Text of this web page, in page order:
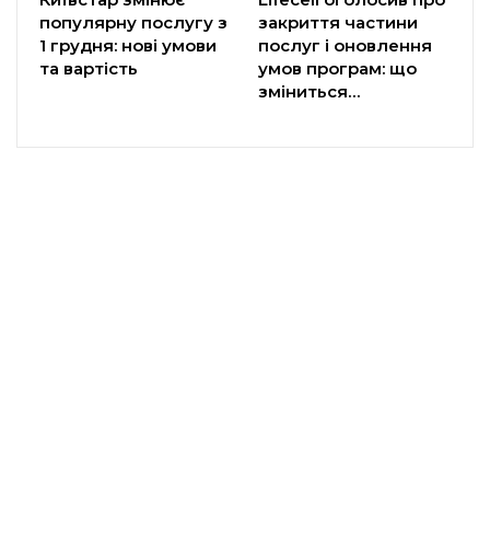
популярну послугу з
1 грудня: нові умови
та вартість
закриття частини
послуг і оновлення
умов програм: що
зміниться…